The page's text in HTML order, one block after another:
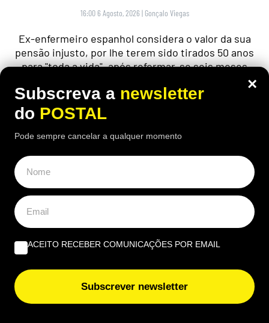
16:00 6 Agosto, 2026 | Gonçalo Viegas
Ex-enfermeiro espanhol considera o valor da sua
pensão injusto, por lhe terem sido tirados 50 anos
para "toda a vida", após reformar-se seis meses
×
Subscreva a newsletter
do POSTAL
Pode sempre cancelar a qualquer momento
ACEITO RECEBER COMUNICAÇÕES POR EMAIL
Subscrever newsletter